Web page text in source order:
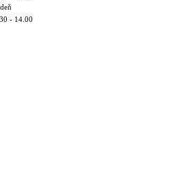
- 14.00